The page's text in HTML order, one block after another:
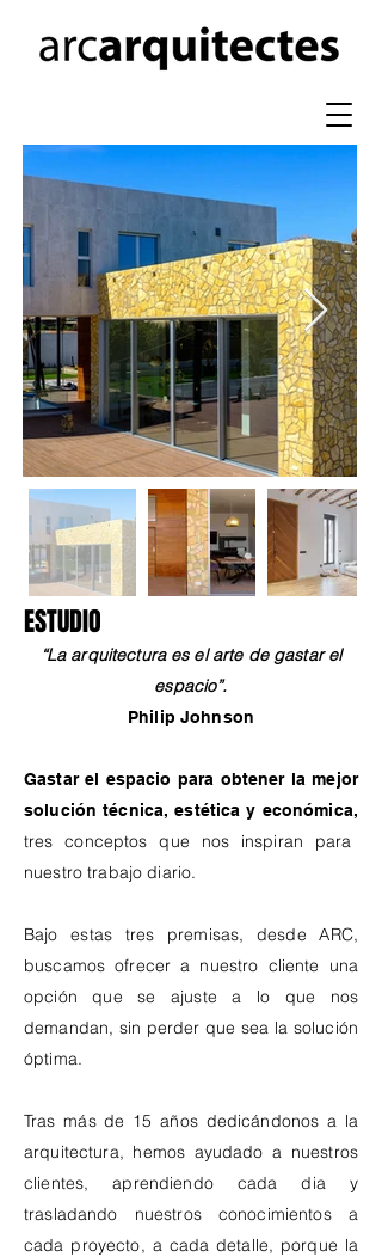
ESTUDIO
“La arquitectura es el arte de gastar el
espacio”.
Philip Johnson
Gastar el espacio para obtener la mejor
solución técnica, estética y económica,
tres conceptos que nos inspiran para
nuestro trabajo diario.
Bajo estas tres premisas, desde ARC,
buscamos ofrecer a nuestro cliente una
opción que se ajuste a lo que nos
demandan, sin perder que sea la solución
óptima.
Tras más de 15 años dedicándonos a la
arquitectura, hemos ayudado a nuestros
clientes, aprendiendo cada dia y
trasladando nuestros conocimientos a
cada proyecto, a cada detalle, porque la